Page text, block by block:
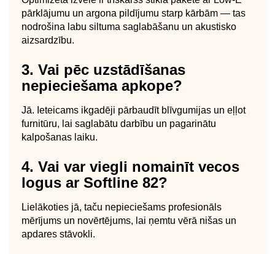
pārklājumu un argona pildījumu starp kārbām — tas
nodrošina labu siltuma saglabāšanu un akustisko
aizsardzību.
3. Vai pēc uzstādīšanas
nepieciešama apkope?
Jā. Ieteicams ikgadēji pārbaudīt blīvgumijas un eļļot
furnitūru, lai saglabātu darbību un pagarinātu
kalpošanas laiku.
4. Vai var viegli nomainīt vecos
logus ar Softline 82?
Lielākoties jā, taču nepieciešams profesionāls
mērījums un novērtējums, lai ņemtu vērā nišas un
apdares stāvokli.